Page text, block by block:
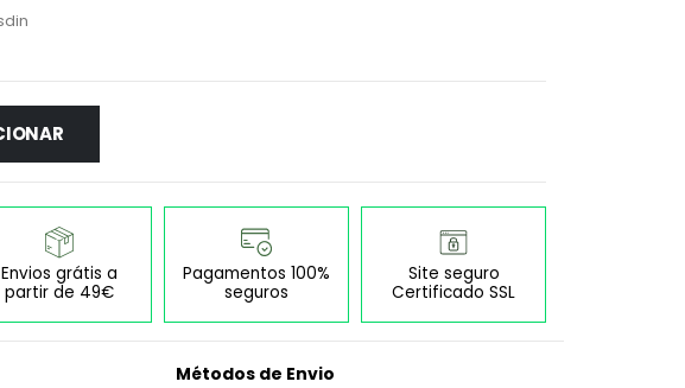
Envios grátis a
partir de 49€
Pagamentos 100%
seguros
Site seguro
Certificado SSL
Métodos de Envio